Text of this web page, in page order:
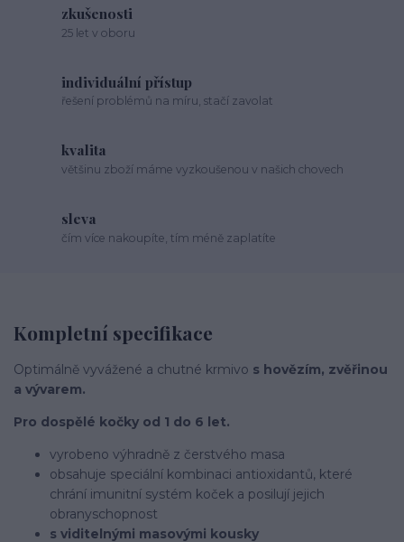
zkušenosti
25 let v oboru
individuální přístup
řešení problémů na míru, stačí zavolat
kvalita
většinu zboží máme vyzkoušenou v našich chovech
sleva
čím více nakoupíte, tím méně zaplatíte
Kompletní specifikace
Optimálně vyvážené a chutné krmivo s hovězím, zvěřinou
a vývarem.
Pro dospělé kočky od 1 do 6 let.
vyrobeno výhradně z čerstvého masa
obsahuje speciální kombinaci antioxidantů, které
chrání imunitní systém koček a posilují jejich
obranyschopnost
s viditelnými masovými kousky